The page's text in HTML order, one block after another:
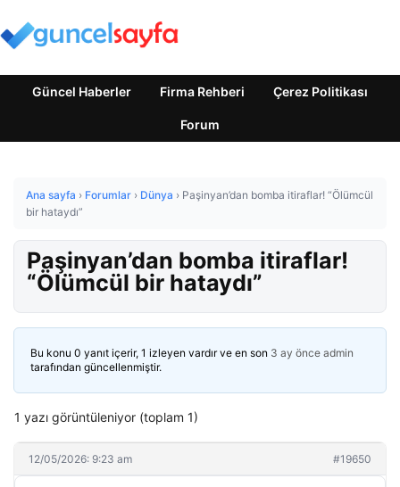
Güncel Haberler Firma Rehberi Çerez Politikası
Forum
Ana sayfa › Forumlar › Dünya › Paşinyan’dan bomba itiraflar! “Ölümcül
bir hataydı”
Paşinyan’dan bomba itiraflar!
“Ölümcül bir hataydı”
Bu konu 0 yanıt içerir, 1 izleyen vardır ve en son 3 ay önce admin
tarafından güncellenmiştir.
1 yazı görüntüleniyor (toplam 1)
12/05/2026: 9:23 am #19650